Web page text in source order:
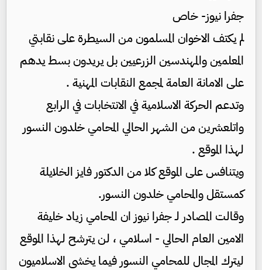
جفرا نيوز- خاص
لم يكتف الاخوان المسلمون من السيطرة على نقابتي
المعلمين والمهندسين الزرعيين بل يريدون بسط يدهم
على الامانة العامة لمجمع النقابات المهنية .
وتدعم الحركة الاسلامية في الانتخابات في الرابع
واتلعشرين من الشهر الحالي المحامي خلدون النسور
لهذا الموقع .
ويتنافس على الموقع كلا من الدكتور فايز الخلايلة
كمستقل والمحامي خلدون النسور.
وقالت المصادر لـ جفرا نيوز ان المحامي زياد خليفة
الامين العام الحالي - اسلامي ، لن يترشح لهذا الموقع
ليترك المجال للمحامي النسور فيما يخشى الاسلاميون